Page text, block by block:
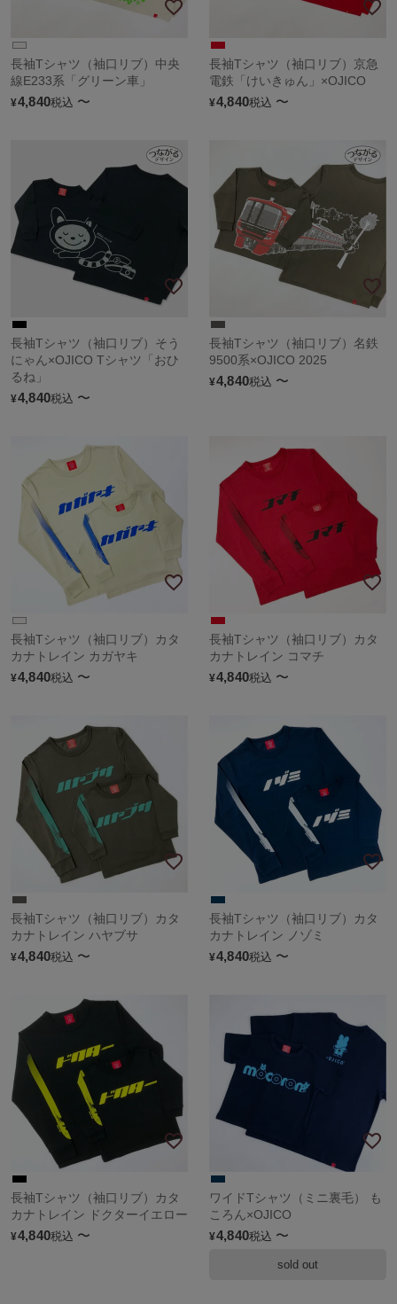
長袖Tシャツ（袖口リブ）中央
線E233系「グリーン車」
¥4,840税込 〜
長袖Tシャツ（袖口リブ）京急
電鉄「けいきゅん」×OJICO
¥4,840税込 〜
長袖Tシャツ（袖口リブ）そう
にゃん×OJICO Tシャツ「おひ
るね」
¥4,840税込 〜
長袖Tシャツ（袖口リブ）名鉄
9500系×OJICO 2025
¥4,840税込 〜
長袖Tシャツ（袖口リブ）カタ
カナトレイン カガヤキ
¥4,840税込 〜
長袖Tシャツ（袖口リブ）カタ
カナトレイン コマチ
¥4,840税込 〜
長袖Tシャツ（袖口リブ）カタ
カナトレイン ハヤブサ
¥4,840税込 〜
長袖Tシャツ（袖口リブ）カタ
カナトレイン ノゾミ
¥4,840税込 〜
長袖Tシャツ（袖口リブ）カタ
カナトレイン ドクターイエロー
¥4,840税込 〜
ワイドTシャツ（ミニ裏毛） も
ころん×OJICO
¥4,840税込 〜
sold out